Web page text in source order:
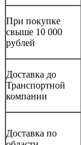
При покупке
свыше 10 000
рублей
Доставка до
Транспортной
компании
Доставка по